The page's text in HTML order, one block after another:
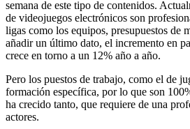
semana de este tipo de contenidos.
de videojuegos electrónicos son
ligas como los equipos, presupuestos de
añadir un último dato, el incremento en
crece en torno a un 12% año a año.
Pero los puestos de trabajo, como el de
formación específica, por lo que son
ha crecido tanto, que requiere de una
actores.